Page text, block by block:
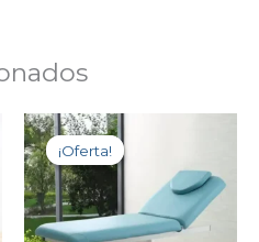
¡Oferta!
¡Oferta!
Original
price
was:
$1,473.43.$1,423.43.